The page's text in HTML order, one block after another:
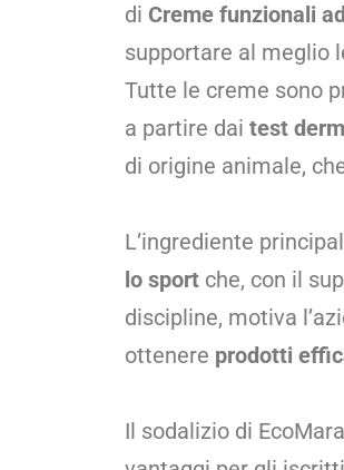
di Creme funzionali
supportare al meglio
Tutte le creme sono
a partire dai test
di origine animale,
L’ingrediente
lo sport che, con il
discipline, motiva
ottenere prodotti
Il sodalizio di